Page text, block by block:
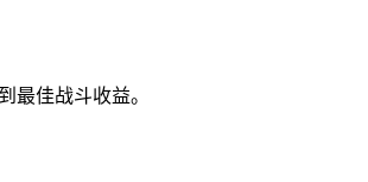
最佳战斗收益。